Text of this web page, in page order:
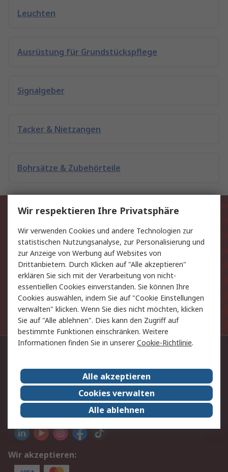
Leuchten
Ausrüstung für Grundstückspflege
Signalgeber
Tacker & Nietzangen
Bohrsätze & Zubehörteile
Exklusiv für Sie unsere neuesten
Produkte und Angebote
E-Mail-Anschrift
Anmelden
Die personenbezogenen Daten, die Sie uns bei
Anmeldung zur Verfügung stellen, werden gemäß der
Datenschutzerklärungverarbeitet.
+43 (0) 2852 53765
Per E-Mail unter Kontakt
Sie finden uns auch auf:
Wir akzeptieren:
Wir respektieren Ihre Privatsphäre
Wir verwenden Cookies und andere Technologien zur
statistischen Nutzungsanalyse, zur Personalisierung und
zur Anzeige von Werbung auf Websites von
Drittanbietern. Durch Klicken auf "Alle akzeptieren"
erklären Sie sich mit der Verarbeitung von nicht-
essentiellen Cookies einverstanden. Sie können Ihre
Cookies auswählen, indem Sie auf "Cookie Einstellungen
verwalten" klicken. Wenn Sie dies nicht möchten, klicken
Sie auf "Alle ablehnen". Dies kann den Zugriff auf
bestimmte Funktionen einschränken. Weitere
Informationen finden Sie in unsererCookie-Richtlinie.
Alle akzeptieren
Cookies verwalten
Alle ablehnen